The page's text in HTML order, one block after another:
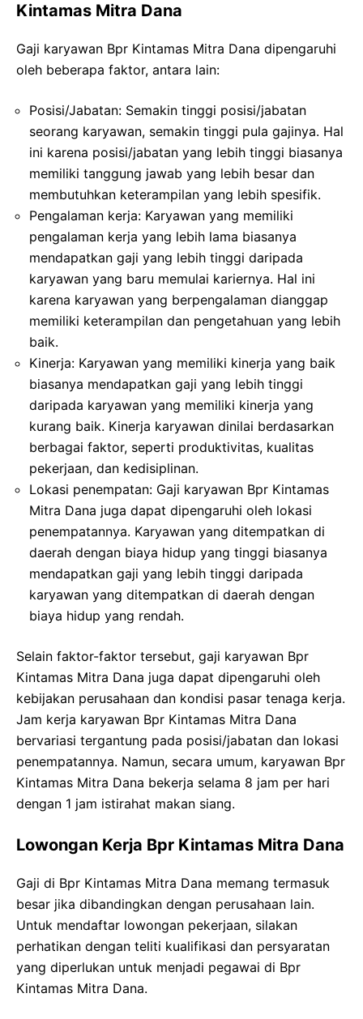
Kintamas Mitra Dana
Gaji karyawan Bpr Kintamas Mitra Dana dipengaruhi
oleh beberapa faktor, antara lain:
Posisi/Jabatan: Semakin tinggi posisi/jabatan
seorang karyawan, semakin tinggi pula gajinya. Hal
ini karena posisi/jabatan yang lebih tinggi biasanya
memiliki tanggung jawab yang lebih besar dan
membutuhkan keterampilan yang lebih spesifik.
Pengalaman kerja: Karyawan yang memiliki
pengalaman kerja yang lebih lama biasanya
mendapatkan gaji yang lebih tinggi daripada
karyawan yang baru memulai kariernya. Hal ini
karena karyawan yang berpengalaman dianggap
memiliki keterampilan dan pengetahuan yang lebih
baik.
Kinerja: Karyawan yang memiliki kinerja yang baik
biasanya mendapatkan gaji yang lebih tinggi
daripada karyawan yang memiliki kinerja yang
kurang baik. Kinerja karyawan dinilai berdasarkan
berbagai faktor, seperti produktivitas, kualitas
pekerjaan, dan kedisiplinan.
Lokasi penempatan: Gaji karyawan Bpr Kintamas
Mitra Dana juga dapat dipengaruhi oleh lokasi
penempatannya. Karyawan yang ditempatkan di
daerah dengan biaya hidup yang tinggi biasanya
mendapatkan gaji yang lebih tinggi daripada
karyawan yang ditempatkan di daerah dengan
biaya hidup yang rendah.
Selain faktor-faktor tersebut, gaji karyawan Bpr
Kintamas Mitra Dana juga dapat dipengaruhi oleh
kebijakan perusahaan dan kondisi pasar tenaga kerja.
Jam kerja karyawan Bpr Kintamas Mitra Dana
bervariasi tergantung pada posisi/jabatan dan lokasi
penempatannya. Namun, secara umum, karyawan Bpr
Kintamas Mitra Dana bekerja selama 8 jam per hari
dengan 1 jam istirahat makan siang.
Lowongan Kerja Bpr Kintamas Mitra Dana
Gaji di Bpr Kintamas Mitra Dana memang termasuk
besar jika dibandingkan dengan perusahaan lain.
Untuk mendaftar lowongan pekerjaan, silakan
perhatikan dengan teliti kualifikasi dan persyaratan
yang diperlukan untuk menjadi pegawai di Bpr
Kintamas Mitra Dana.